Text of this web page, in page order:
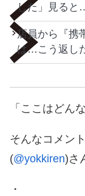
した」見ると
店員から『携
は…こう返し
「ここはどん
そんなコメン
(@yokkiren)さ
・